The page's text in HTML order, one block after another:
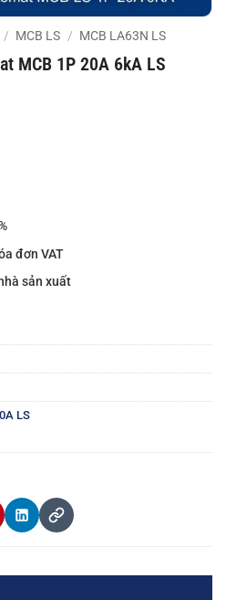
/ MCB LS / MCB LA63N LS
MCB 1P 20A 6kA LS
đơn VAT
sản xuất
LS